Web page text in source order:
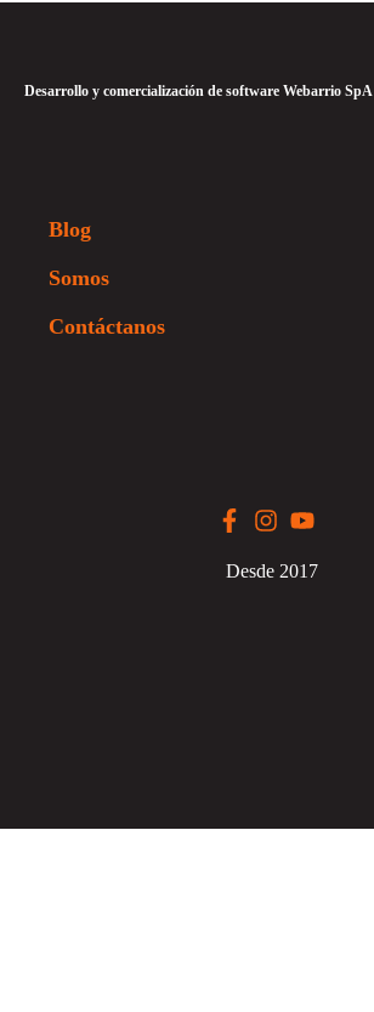
Desarrollo y comercialización de software Webarrio SpA
Blog
Somos
Contáctanos
Desde 2017